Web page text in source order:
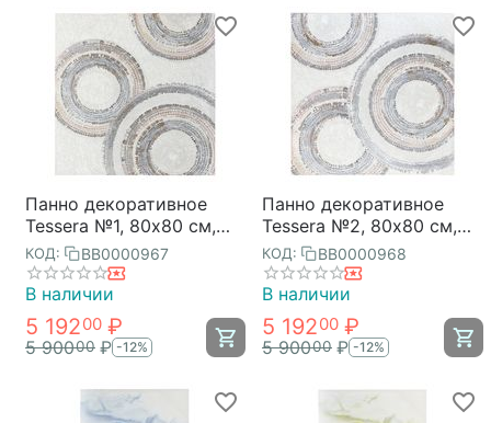
Панно декоративное
Tessera №1, 80х80 см,
Bergenson Bjorn
КОД: BB0000967
В наличии
5 19200 ₽
5 90000 ₽ -12%
Панно декоративное
Tessera №2, 80х80 см,
Bergenson Bjorn
КОД: BB0000968
В наличии
5 19200 ₽
5 90000 ₽ -12%